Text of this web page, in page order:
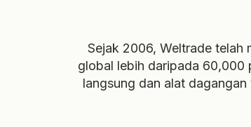
Sejak 2006, Weltrade telah
global lebih daripada 60,000
langsung dan alat